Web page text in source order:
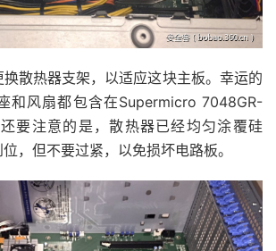
散热器支架，以适应这块主板。幸运的
和风扇都包含在Supermicro 7048GR-
要注意的是，散热器已经均匀涂覆硅
，但不要过紧，以免损坏电路板。